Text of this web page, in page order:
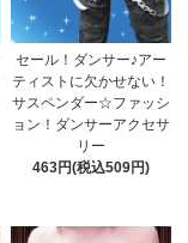
セール！ダンサー♪アー
ティストに欠かせない！
サスペンダー☆ファッシ
ョン！ダンサーアクセサ
リー
463円(税込509円)